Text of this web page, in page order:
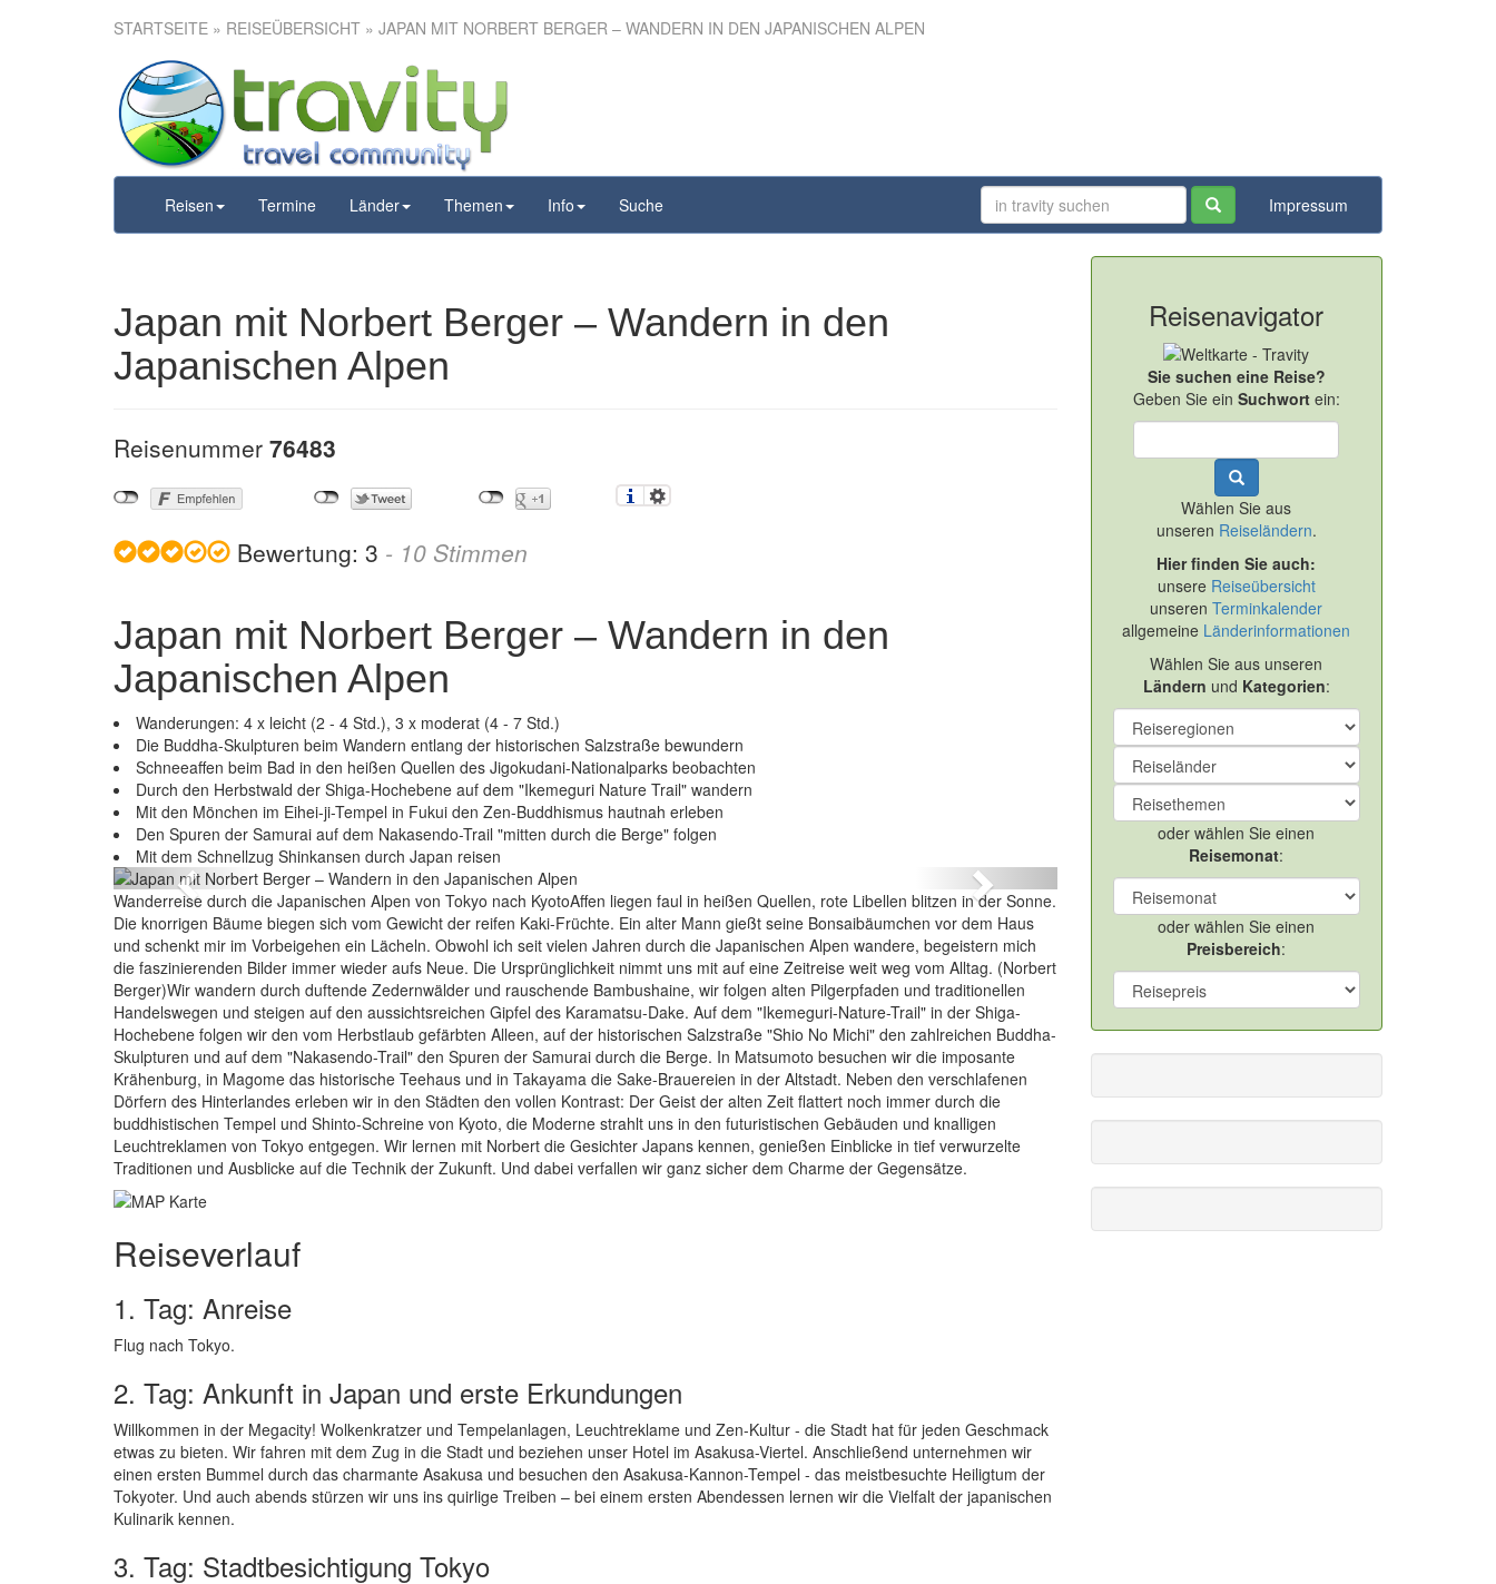
STARTSEITE » REISEÜBERSICHT » JAPAN MIT NORBERT BERGER – WANDERN IN DEN JAPANISCHEN ALPEN
Reisen Termine Länder Themen Info Suche Impressum
Japan mit Norbert Berger –
Wandern in den Japanischen Alpen
Japan mit Norbert Berger – Wandern in den
Japanischen Alpen
Reisenummer 76483
Bewertung: 3 - 10 Stimmen
Japan mit Norbert Berger – Wandern in den
Japanischen Alpen
Wanderungen: 4 x leicht (2 - 4 Std.), 3 x moderat (4 - 7 Std.)
Die Buddha-Skulpturen beim Wandern entlang der historischen Salzstraße bewundern
Schneeaffen beim Bad in den heißen Quellen des Jigokudani-Nationalparks beobachten
Durch den Herbstwald der Shiga-Hochebene auf dem "Ikemeguri Nature Trail" wandern
Mit den Mönchen im Eihei-ji-Tempel in Fukui den Zen-Buddhismus hautnah erleben
Den Spuren der Samurai auf dem Nakasendo-Trail "mitten durch die Berge" folgen
Mit dem Schnellzug Shinkansen durch Japan reisen
Japan mit Norbert Berger – Wandern in den Japanischen Alpen
Previous Next
Wanderreise durch die Japanischen Alpen von Tokyo nach KyotoAffen liegen faul in heißen Quellen, rote Libellen blitzen in der Sonne.
Die knorrigen Bäume biegen sich vom Gewicht der reifen Kaki-Früchte. Ein alter Mann gießt seine Bonsaibäumchen vor dem Haus
und schenkt mir im Vorbeigehen ein Lächeln. Obwohl ich seit vielen Jahren durch die Japanischen Alpen wandere, begeistern mich
die faszinierenden Bilder immer wieder aufs Neue. Die Ursprünglichkeit nimmt uns mit auf eine Zeitreise weit weg vom Alltag. (Norbert
Berger)Wir wandern durch duftende Zedernwälder und rauschende Bambushaine, wir folgen alten Pilgerpfaden und traditionellen
Handelswegen und steigen auf den aussichtsreichen Gipfel des Karamatsu-Dake. Auf dem "Ikemeguri-Nature-Trail" in der Shiga-
Hochebene folgen wir den vom Herbstlaub gefärbten Alleen, auf der historischen Salzstraße "Shio No Michi" den zahlreichen Buddha-
Skulpturen und auf dem "Nakasendo-Trail" den Spuren der Samurai durch die Berge. In Matsumoto besuchen wir die imposante
Krähenburg, in Magome das historische Teehaus und in Takayama die Sake-Brauereien in der Altstadt. Neben den verschlafenen
Dörfern des Hinterlandes erleben wir in den Städten den vollen Kontrast: Der Geist der alten Zeit flattert noch immer durch die
buddhistischen Tempel und Shinto-Schreine von Kyoto, die Moderne strahlt uns in den futuristischen Gebäuden und knalligen
Leuchtreklamen von Tokyo entgegen. Wir lernen mit Norbert die Gesichter Japans kennen, genießen Einblicke in tief verwurzelte
Traditionen und Ausblicke auf die Technik der Zukunft. Und dabei verfallen wir ganz sicher dem Charme der Gegensätze.
Reiseverlauf
1. Tag: Anreise
Flug nach Tokyo.
2. Tag: Ankunft in Japan und erste Erkundungen
Willkommen in der Megacity! Wolkenkratzer und Tempelanlagen, Leuchtreklame und Zen-Kultur - die Stadt hat für jeden Geschmack
etwas zu bieten. Wir fahren mit dem Zug in die Stadt und beziehen unser Hotel im Asakusa-Viertel. Anschließend unternehmen wir
einen ersten Bummel durch das charmante Asakusa und besuchen den Asakusa-Kannon-Tempel - das meistbesuchte Heiligtum der
Tokyoter. Und auch abends stürzen wir uns ins quirlige Treiben – bei einem ersten Abendessen lernen wir die Vielfalt der japanischen
Kulinarik kennen.
3. Tag: Stadtbesichtigung Tokyo
Reisenavigator
Sie suchen eine Reise?
Geben Sie ein Suchwortein:
Wählen Sie aus
unseren Reiseländern.
Hier finden Sie auch:
unsere Reiseübersicht
unserenTerminkalender
allgemeine Länderinformationen
Wählen Sie aus unseren
Ländern und Kategorien:
oder wählen Sie einen
Reisemonat:
oder wählen Sie einen
Preisbereich: